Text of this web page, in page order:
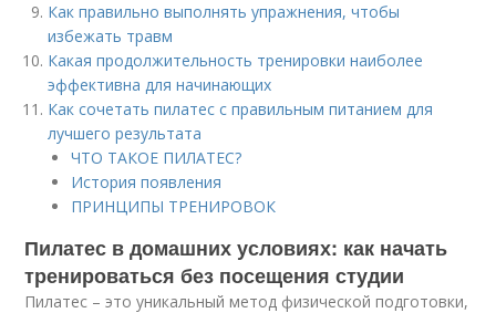
Как правильно выполнять упражнения, чтобы
избежать травм
Какая продолжительность тренировки наиболее
эффективна для начинающих
Как сочетать пилатес с правильным питанием для
лучшего результата
ЧТО ТАКОЕ ПИЛАТЕС?
История появления
ПРИНЦИПЫ ТРЕНИРОВОК
Пилатес в домашних условиях: как начать
тренироваться без посещения студии
Пилатес – это уникальный метод физической подготовки,